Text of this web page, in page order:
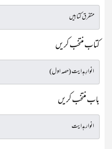
کتاب منتخب کریں
باب منتخب کریں